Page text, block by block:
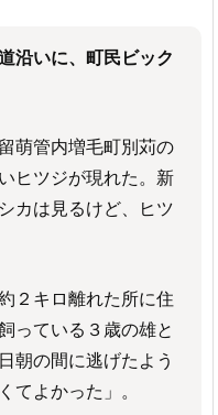
沿いに、町民ビック
萌管内増毛町別苅の
ヒツジが現れた。新
カは見るけど、ヒツ
２キロ離れた所に住
っている３歳の雄と
朝の間に逃げたよう
てよかった」。